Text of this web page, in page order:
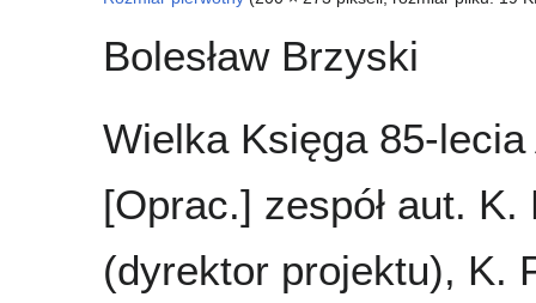
Bolesław Brzyski
Wielka Księga 85-
[Oprac.] zespół aut.
(dyrektor projektu), K.